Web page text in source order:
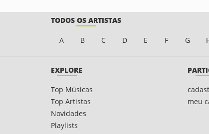
TODOS OS ARTISTAS
A B C D E F G
EXPLORE
Top Músicas
Top Artistas
Novidades
Playlists
meu